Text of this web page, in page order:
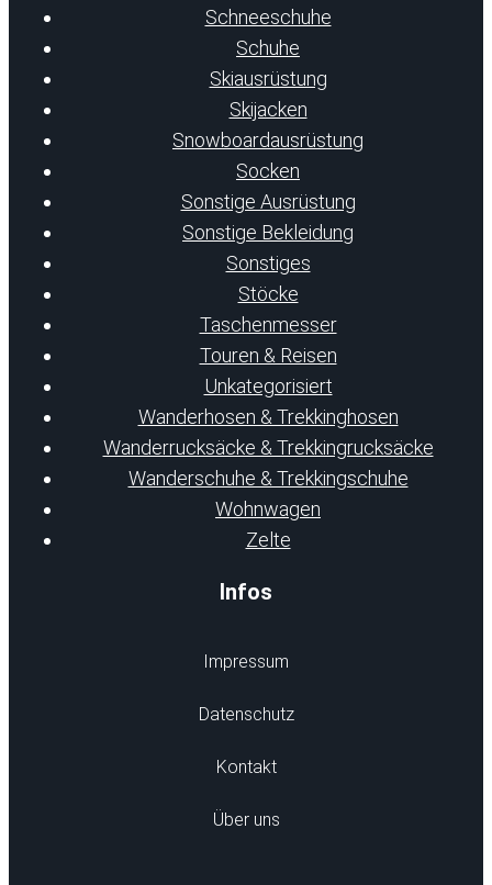
Schneeschuhe
Schuhe
Skiausrüstung
Skijacken
Snowboardausrüstung
Socken
Sonstige Ausrüstung
Sonstige Bekleidung
Sonstiges
Stöcke
Taschenmesser
Touren & Reisen
Unkategorisiert
Wanderhosen & Trekkinghosen
Wanderrucksäcke & Trekkingrucksäcke
Wanderschuhe & Trekkingschuhe
Wohnwagen
Zelte
Infos
Impressum
Datenschutz
Kontakt
Über uns